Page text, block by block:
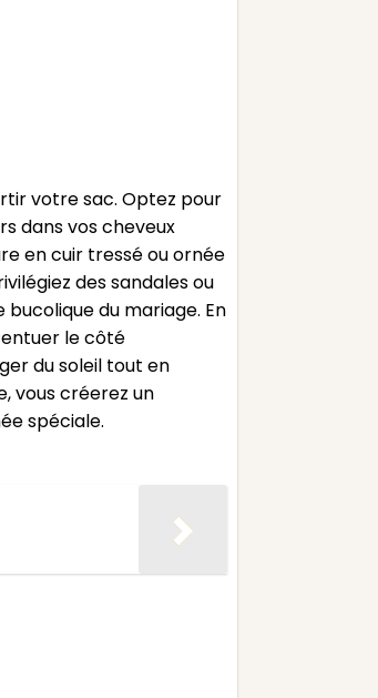
votre sac. Optez pour
dans vos cheveux
en cuir tressé ou ornée
des sandales ou
du mariage. En
le côté
du soleil tout en
vous créerez un
spéciale.